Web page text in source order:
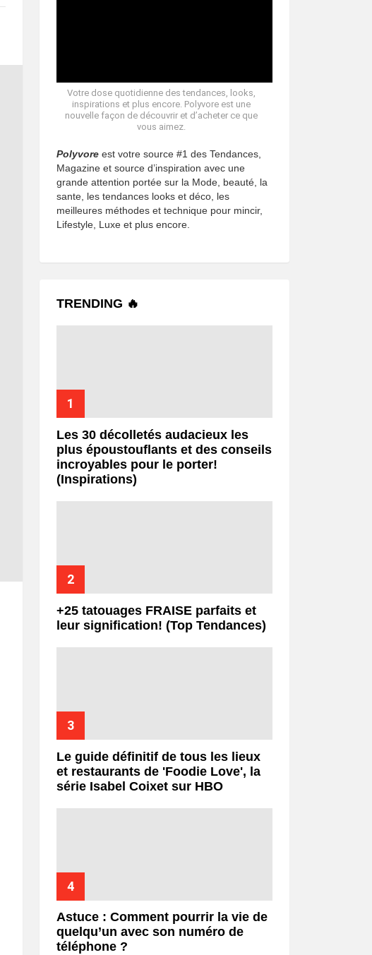
Votre dose quotidienne des tendances, looks,
inspirations et plus encore. Polyvore est une
nouvelle façon de découvrir et d’acheter ce que
vous aimez.
Polyvore est votre source #1 des Tendances,
Magazine et source d’inspiration avec une
grande attention portée sur la Mode, beauté, la
sante, les tendances looks et déco, les
meilleures méthodes et technique pour mincir,
Lifestyle, Luxe et plus encore.
TRENDING 🔥
Les 30 décolletés audacieux les
plus époustouflants et des conseils
incroyables pour le porter!
(Inspirations)
+25 tatouages ​​FRAISE parfaits et
leur signification! (Top Tendances)
Le guide définitif de tous les lieux
et restaurants de 'Foodie Love', la
série Isabel Coixet sur HBO
Astuce : Comment pourrir la vie de
quelqu’un avec son numéro de
téléphone ?